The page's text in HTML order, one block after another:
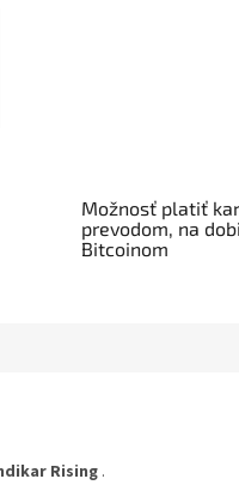
Možnosť platiť
prevodom, na
Bitcoinom
Rising .